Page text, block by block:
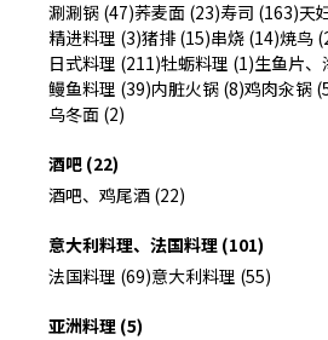
涮涮锅 (47)荞麦面 (23)寿司 (163)天
精进料理 (3)猪排 (15)串烧 (14)焼鸟
日式料理 (211)牡蛎料理 (1)生鱼片、
鳗鱼料理 (39)内脏火锅 (8)鸡肉汆锅
乌冬面 (2)
酒吧 (22)
酒吧、鸡尾酒 (22)
意大利料理、法国料理 (101)
法国料理 (69)意大利料理 (55)
亚洲料理 (5)